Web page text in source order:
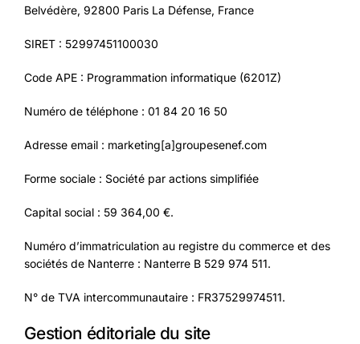
Belvédère, 92800 Paris La Défense, France
SIRET : 52997451100030
Code APE : Programmation informatique (6201Z)
Numéro de téléphone : 01 84 20 16 50
Adresse email : marketing[a]groupesenef.com
Forme sociale : Société par actions simplifiée
Capital social : 59 364,00 €.
Numéro d’immatriculation au registre du commerce et des
sociétés de Nanterre : Nanterre B 529 974 511.
N° de TVA intercommunautaire : FR37529974511.
Gestion éditoriale du site